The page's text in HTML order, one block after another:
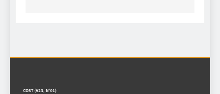
COST (V23, N°01)